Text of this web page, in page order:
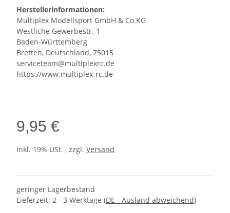
Herstellerinformationen:
Multiplex Modellsport GmbH & Co.KG
Westliche Gewerbestr. 1
Baden-Württemberg
Bretten, Deutschland, 75015
serviceteam@multiplexrc.de
https://www.multiplex-rc.de
9,95 €
inkl. 19% USt. , zzgl. Versand
geringer Lagerbestand
Lieferzeit: 2 - 3 Werktage (DE - Ausland abweichend)